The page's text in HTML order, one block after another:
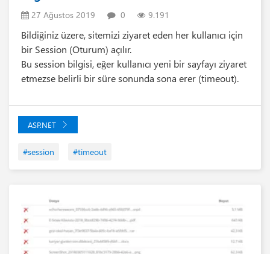
27 Ağustos 2019 0 9.191
Bildiğiniz üzere, sitemizi ziyaret eden her kullanıcı için
bir Session (Oturum) açılır.
Bu session bilgisi, eğer kullanıcı yeni bir sayfayı ziyaret
etmezse belirli bir süre sonunda sona erer (timeout).
ASP.NET
#session #timeout